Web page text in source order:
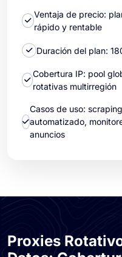
Ventaja de precio:
rápido y rentable
Duración del plan:
Cobertura IP: pool
rotativas multirregión
Casos de uso:
automatizado,
anuncios
Proxies